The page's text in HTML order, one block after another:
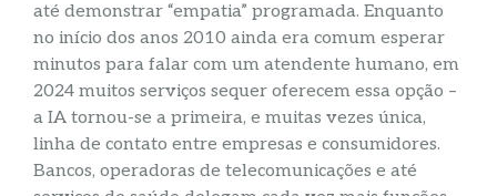
até demonstrar “empatia” programada. Enquanto
no início dos anos 2010 ainda era comum esperar
minutos para falar com um atendente humano, em
2024 muitos serviços sequer oferecem essa opção –
a IA tornou-se a primeira, e muitas vezes única,
linha de contato entre empresas e consumidores.
Bancos, operadoras de telecomunicações e até